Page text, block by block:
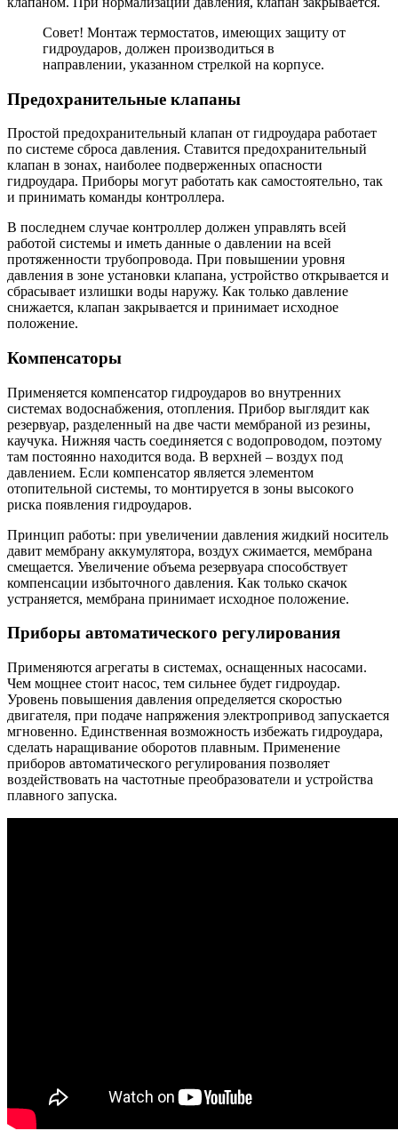
Совет! Монтаж термостатов, имеющих защиту от
гидроударов, должен производиться в
направлении, указанном стрелкой на корпусе.
Предохранительные клапаны
Простой предохранительный клапан от гидроудара работает
по системе сброса давления. Ставится предохранительный
клапан в зонах, наиболее подверженных опасности
гидроудара. Приборы могут работать как самостоятельно, так
и принимать команды контроллера.
В последнем случае контроллер должен управлять всей
работой системы и иметь данные о давлении на всей
протяженности трубопровода. При повышении уровня
давления в зоне установки клапана, устройство открывается и
сбрасывает излишки воды наружу. Как только давление
снижается, клапан закрывается и принимает исходное
положение.
Компенсаторы
Применяется компенсатор гидроударов во внутренних
системах водоснабжения, отопления. Прибор выглядит как
резервуар, разделенный на две части мембраной из резины,
каучука. Нижняя часть соединяется с водопроводом, поэтому
там постоянно находится вода. В верхней – воздух под
давлением. Если компенсатор является элементом
отопительной системы, то монтируется в зоны высокого
риска появления гидроударов.
Принцип работы: при увеличении давления жидкий носитель
давит мембрану аккумулятора, воздух сжимается, мембрана
смещается. Увеличение объема резервуара способствует
компенсации избыточного давления. Как только скачок
устраняется, мембрана принимает исходное положение.
Приборы автоматического регулирования
Применяются агрегаты в системах, оснащенных насосами.
Чем мощнее стоит насос, тем сильнее будет гидроудар.
Уровень повышения давления определяется скоростью
двигателя, при подаче напряжения электропривод запускается
мгновенно. Единственная возможность избежать гидроудара,
сделать наращивание оборотов плавным. Применение
приборов автоматического регулирования позволяет
воздействовать на частотные преобразователи и устройства
плавного запуска.